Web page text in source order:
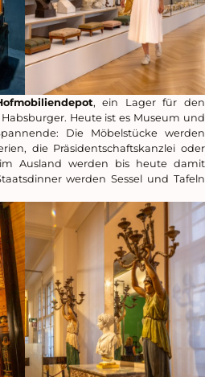
, ein Lager für den
Heute ist es Museum und
Die Möbelstücke werden
die Präsidentschaftskanzlei oder
im Ausland werden bis heute damit
werden Sessel und Tafeln